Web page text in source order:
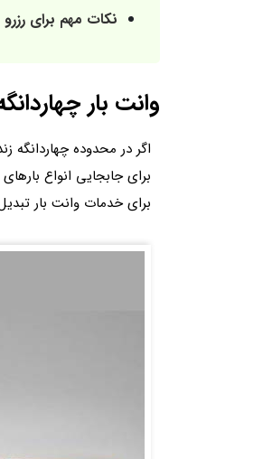
نکات مهم برای رزرو
وانت بار
اگر در محدوده
برای جابجایی انواع
برای خدمات وانت‌ بار